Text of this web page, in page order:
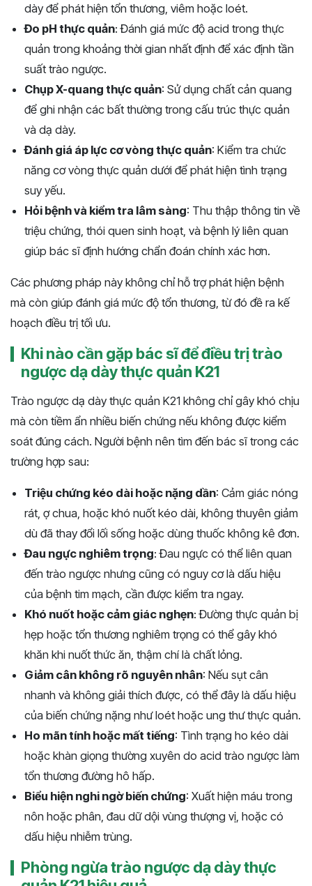
dày để phát hiện tổn thương, viêm hoặc loét.
Đo pH thực quản: Đánh giá mức độ acid trong thực
quản trong khoảng thời gian nhất định để xác định tần
suất trào ngược.
Chụp X-quang thực quản: Sử dụng chất cản quang
để ghi nhận các bất thường trong cấu trúc thực quản
và dạ dày.
Đánh giá áp lực cơ vòng thực quản: Kiểm tra chức
năng cơ vòng thực quản dưới để phát hiện tình trạng
suy yếu.
Hỏi bệnh và kiểm tra lâm sàng: Thu thập thông tin về
triệu chứng, thói quen sinh hoạt, và bệnh lý liên quan
giúp bác sĩ định hướng chẩn đoán chính xác hơn.
Các phương pháp này không chỉ hỗ trợ phát hiện bệnh
mà còn giúp đánh giá mức độ tổn thương, từ đó đề ra kế
hoạch điều trị tối ưu.
Khi nào cần gặp bác sĩ để điều trị trào
ngược dạ dày thực quản K21
Trào ngược dạ dày thực quản K21 không chỉ gây khó chịu
mà còn tiềm ẩn nhiều biến chứng nếu không được kiểm
soát đúng cách. Người bệnh nên tìm đến bác sĩ trong các
trường hợp sau:
Triệu chứng kéo dài hoặc nặng dần: Cảm giác nóng
rát, ợ chua, hoặc khó nuốt kéo dài, không thuyên giảm
dù đã thay đổi lối sống hoặc dùng thuốc không kê đơn.
Đau ngực nghiêm trọng: Đau ngực có thể liên quan
đến trào ngược nhưng cũng có nguy cơ là dấu hiệu
của bệnh tim mạch, cần được kiểm tra ngay.
Khó nuốt hoặc cảm giác nghẹn: Đường thực quản bị
hẹp hoặc tổn thương nghiêm trọng có thể gây khó
khăn khi nuốt thức ăn, thậm chí là chất lỏng.
Giảm cân không rõ nguyên nhân: Nếu sụt cân
nhanh và không giải thích được, có thể đây là dấu hiệu
của biến chứng nặng như loét hoặc ung thư thực quản.
Ho mãn tính hoặc mất tiếng: Tình trạng ho kéo dài
hoặc khàn giọng thường xuyên do acid trào ngược làm
tổn thương đường hô hấp.
Biểu hiện nghi ngờ biến chứng: Xuất hiện máu trong
nôn hoặc phân, đau dữ dội vùng thượng vị, hoặc có
dấu hiệu nhiễm trùng.
Phòng ngừa trào ngược dạ dày thực